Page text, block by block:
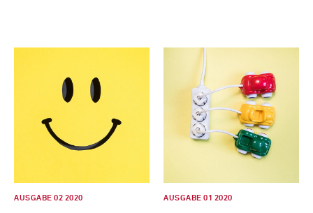
AUSGABE 02 2020 AUSGABE 01 2020